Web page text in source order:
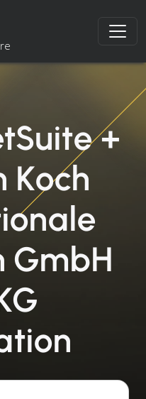
+
Koch
GmbH